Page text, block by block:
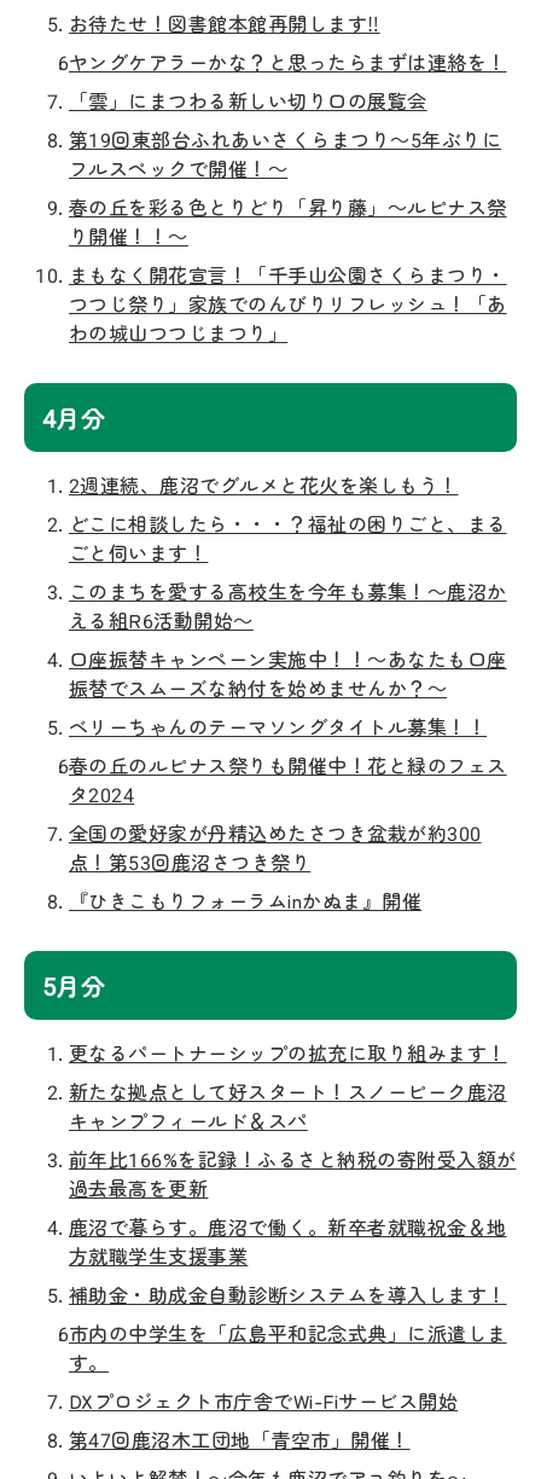
お待たせ！図書館本館再開します‼
ヤングケアラーかな？と思ったらまずは連絡を！
「雲」にまつわる新しい切り口の展覧会
第19回東部台ふれあいさくらまつり～5年ぶりに
フルスペックで開催！～
春の丘を彩る色とりどり「昇り藤」～ルピナス祭
り開催！！～
まもなく開花宣言！「千手山公園さくらまつり・
つつじ祭り」家族でのんびりリフレッシュ！「あ
わの城山つつじまつり」
4月分
2週連続、鹿沼でグルメと花火を楽しもう！
どこに相談したら・・・？福祉の困りごと、まる
ごと伺います！
このまちを愛する高校生を今年も募集！～鹿沼か
える組R6活動開始～
口座振替キャンペーン実施中！！～あなたも口座
振替でスムーズな納付を始めませんか？～
ベリーちゃんのテーマソングタイトル募集！！
春の丘のルピナス祭りも開催中！花と緑のフェス
タ2024
全国の愛好家が丹精込めたさつき盆栽が約300
点！第53回鹿沼さつき祭り
『ひきこもりフォーラムinかぬま』開催
5月分
更なるパートナーシップの拡充に取り組みます！
新たな拠点として好スタート！スノーピーク鹿沼
キャンプフィールド＆スパ
前年比166%を記録！ふるさと納税の寄附受入額が
過去最高を更新
鹿沼で暮らす。鹿沼で働く。新卒者就職祝金＆地
方就職学生支援事業
補助金・助成金自動診断システムを導入します！
市内の中学生を「広島平和記念式典」に派遣しま
す。
DXプロジェクト市庁舎でWi-Fiサービス開始
第47回鹿沼木工団地「青空市」開催！